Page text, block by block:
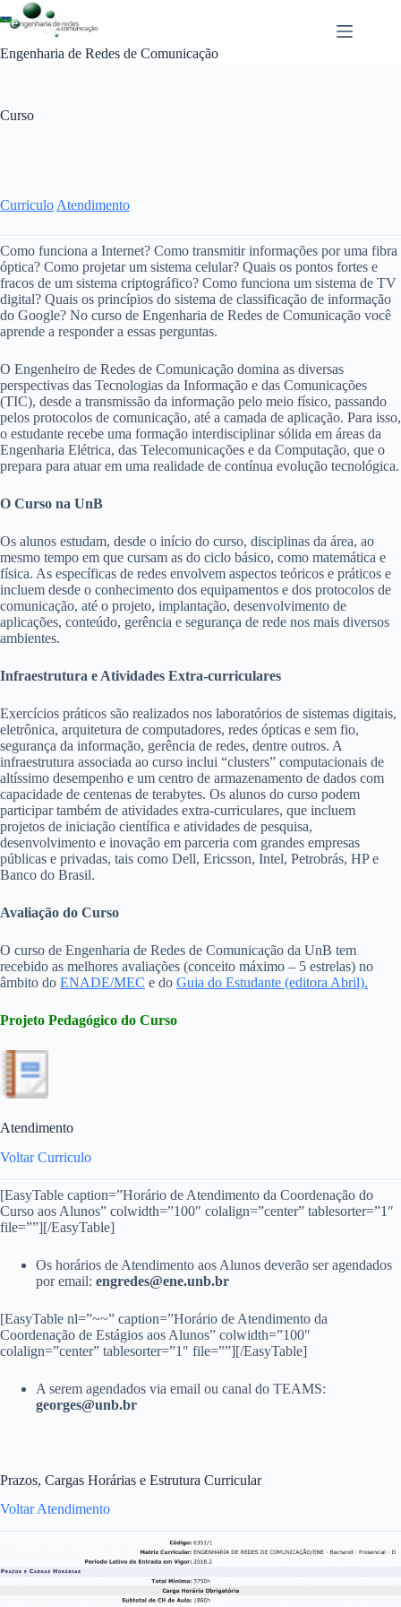
Skip
to
Engenharia de Redes de Comunicação
Curso
Curriculo Atendimento
Como funciona a Internet? Como transmitir informações por uma fibra
óptica? Como projetar um sistema celular? Quais os pontos fortes e
fracos de um sistema criptográfico? Como funciona um sistema de TV
digital? Quais os princípios do sistema de classificação de informação
do Google? No curso de Engenharia de Redes de Comunicação você
aprende a responder a essas perguntas.
O Engenheiro de Redes de Comunicação domina as diversas
perspectivas das Tecnologias da Informação e das Comunicações
(TIC), desde a transmissão da informação pelo meio físico, passando
pelos protocolos de comunicação, até a camada de aplicação. Para isso,
o estudante recebe uma formação interdisciplinar sólida em áreas da
Engenharia Elétrica, das Telecomunicações e da Computação, que o
prepara para atuar em uma realidade de contínua evolução tecnológica.
O Curso na UnB
Os alunos estudam, desde o início do curso, disciplinas da área, ao
mesmo tempo em que cursam as do ciclo básico, como matemática e
física. As específicas de redes envolvem aspectos teóricos e práticos e
incluem desde o conhecimento dos equipamentos e dos protocolos de
comunicação, até o projeto, implantação, desenvolvimento de
aplicações, conteúdo, gerência e segurança de rede nos mais diversos
ambientes.
Infraestrutura e Atividades Extra-curriculares
Exercícios práticos são realizados nos laboratórios de sistemas digitais,
eletrônica, arquitetura de computadores, redes ópticas e sem fio,
segurança da informação, gerência de redes, dentre outros. A
infraestrutura associada ao curso inclui “clusters” computacionais de
altíssimo desempenho e um centro de armazenamento de dados com
capacidade de centenas de terabytes. Os alunos do curso podem
participar também de atividades extra-curriculares, que incluem
projetos de iniciação científica e atividades de pesquisa,
desenvolvimento e inovação em parceria com grandes empresas
públicas e privadas, tais como Dell, Ericsson, Intel, Petrobrás, HP e
Banco do Brasil.
Avaliação do Curso
O curso de Engenharia de Redes de Comunicação da UnB tem
recebido as melhores avaliações (conceito máximo – 5 estrelas) no
âmbito do ENADE/MEC e do Guia do Estudante (editora Abril).
Projeto Pedagógico do Curso
Atendimento
Voltar Curriculo
[EasyTable caption=”Horário de Atendimento da Coordenação do
Curso aos Alunos” colwidth=”100″ colalign=”center” tablesorter=”1″
file=””][/EasyTable]
Os horários de Atendimento aos Alunos deverão ser agendados
por email: engredes@ene.unb.br
[EasyTable nl=”~~” caption=”Horário de Atendimento da
Coordenação de Estágios aos Alunos” colwidth=”100″
colalign=”center” tablesorter=”1″ file=””][/EasyTable]
A serem agendados via email ou canal do TEAMS:
georges@unb.br
Prazos, Cargas Horárias e Estrutura Curricular
Voltar Atendimento